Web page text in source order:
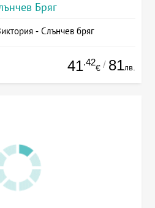
Бряг
- Слънчев бряг
41.42
€ / 81лв.